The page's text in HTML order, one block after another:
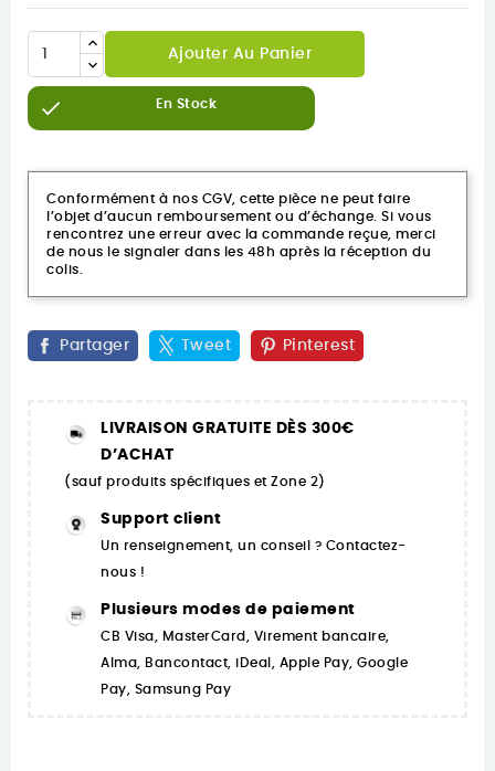
Ajouter Au Panier
 En Stock
Conformément à nos CGV, cette pièce ne peut faire
l’objet d’aucun remboursement ou d’échange. Si vous
rencontrez une erreur avec la commande reçue, merci
de nous le signaler dans les 48h après la réception du
colis.
Partager Tweet Pinterest
LIVRAISON GRATUITE DÈS 300€
D’ACHAT
(sauf produits spécifiques et Zone 2)
Support client
Un renseignement, un conseil ? Contactez-
nous !
Plusieurs modes de paiement
CB Visa, MasterCard, Virement bancaire,
Alma, Bancontact, iDeal, Apple Pay, Google
Pay, Samsung Pay